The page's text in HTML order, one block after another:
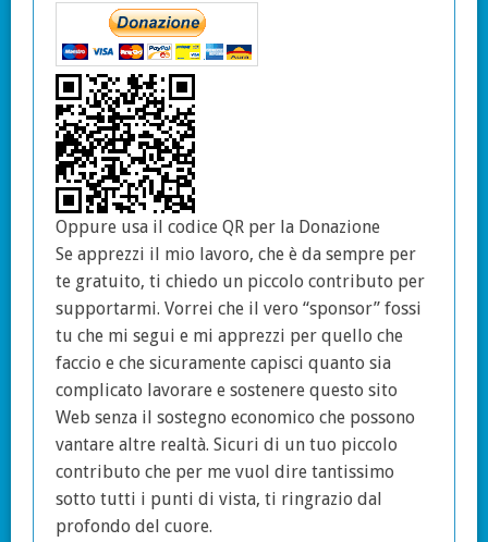
Oppure usa il codice QR per la Donazione
Se apprezzi il mio lavoro, che è da sempre per
te gratuito, ti chiedo un piccolo contributo per
supportarmi. Vorrei che il vero “sponsor” fossi
tu che mi segui e mi apprezzi per quello che
faccio e che sicuramente capisci quanto sia
complicato lavorare e sostenere questo sito
Web senza il sostegno economico che possono
vantare altre realtà. Sicuri di un tuo piccolo
contributo che per me vuol dire tantissimo
sotto tutti i punti di vista, ti ringrazio dal
profondo del cuore.